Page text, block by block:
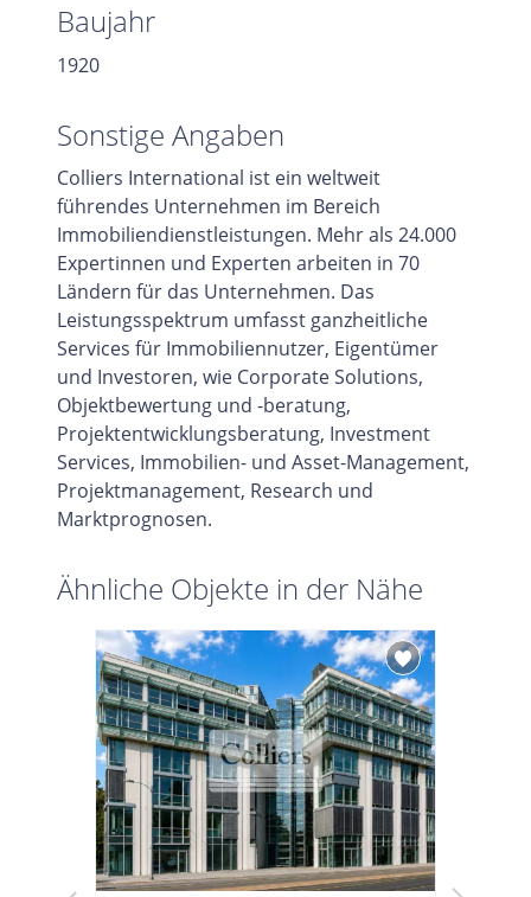
Baujahr
1920
Sonstige Angaben
Colliers International ist ein weltweit
führendes Unternehmen im Bereich
Immobiliendienstleistungen. Mehr als 24.000
Expertinnen und Experten arbeiten in 70
Ländern für das Unternehmen. Das
Leistungsspektrum umfasst ganzheitliche
Services für Immobiliennutzer, Eigentümer
und Investoren, wie Corporate Solutions,
Objektbewertung und -beratung,
Projektentwicklungsberatung, Investment
Services, Immobilien- und Asset-Management,
Projektmanagement, Research und
Marktprognosen.
Ähnliche Objekte in der Nähe